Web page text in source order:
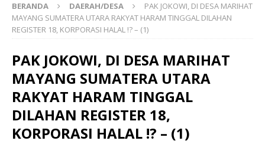
BERANDA DAERAH/DESA
PAK JOKOWI, DI DESA MARIHAT
MAYANG SUMATERA UTARA RAKYAT HARAM TINGGAL DILAHAN
REGISTER 18, KORPORASI HALAL !? – (1)
PAK JOKOWI, DI DESA MARIHAT
MAYANG SUMATERA UTARA
RAKYAT HARAM TINGGAL
DILAHAN REGISTER 18,
KORPORASI HALAL !? – (1)